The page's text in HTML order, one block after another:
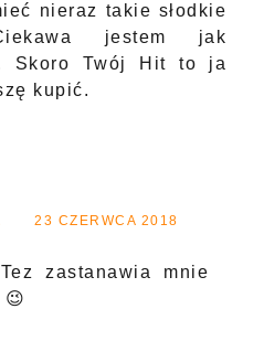
nieraz takie słodkie
jestem jak
Skoro Twój Hit to ja
kupić.
23 CZERWCA 2018
zastanawia mnie